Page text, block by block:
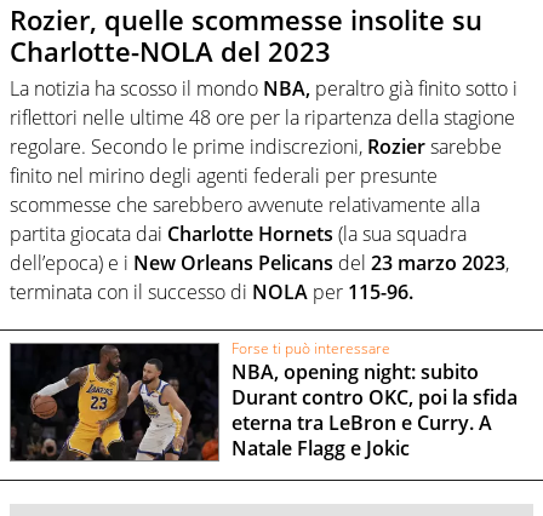
Rozier, quelle scommesse insolite su
Charlotte-NOLA del 2023
La notizia ha scosso il mondo NBA, peraltro già finito sotto i
riflettori nelle ultime 48 ore per la ripartenza della stagione
regolare. Secondo le prime indiscrezioni, Roziersarebbe
finito nel mirino degli agenti federali per presunte
scommesse che sarebbero avvenute relativamente alla
partita giocata dai Charlotte Hornets (la sua squadra
dell’epoca) e i New Orleans Pelicans del 23 marzo 2023,
terminata con il successo di NOLA per 115-96.
Forse ti può interessare
NBA, opening night: subito
Durant contro OKC, poi la sfida
eterna tra LeBron e Curry. A
Natale Flagg e Jokic